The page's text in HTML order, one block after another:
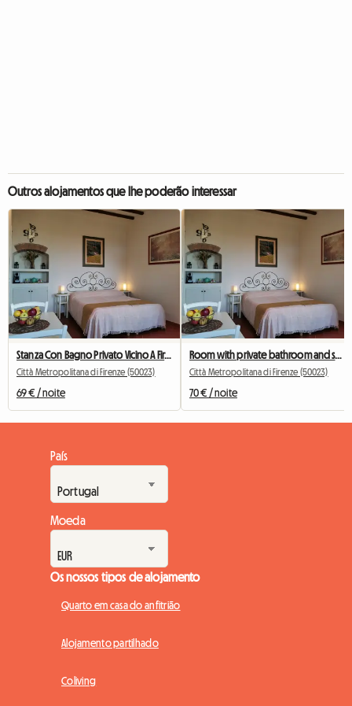
Outros alojamentos que lhe poderão interessar
Stanza Con Bagno Privato Vicino A Firenze
Città Metropolitana di Firenze (50023)
69 € / noite
Room with private bathroom and separate entrance
Città Metropolitana di Firenze (50023)
70 € / noite
País
Moeda
Os nossos tipos de alojamento
Quarto em casa do anfitrião
Alojamento partilhado
Coliving